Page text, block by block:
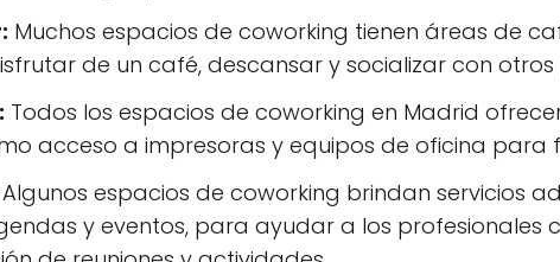
Muchos espacios de coworking tienen áreas de
de un café, descansar y socializar con otros
Todos los espacios de coworking en Madrid
acceso a impresoras y equipos de oficina para
Algunos espacios de coworking brindan servicios
y eventos, para ayudar a los profesionales